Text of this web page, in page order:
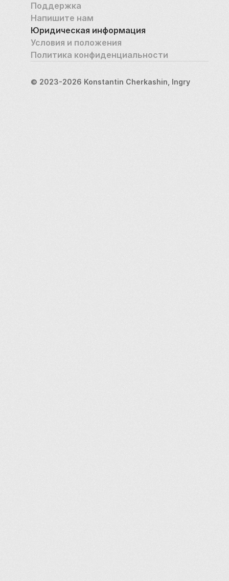
Поддержка
Напишите нам
Юридическая информация
Условия и положения
Политика конфиденциальности
© 2023-2026 Konstantin Cherkashin, Ingry